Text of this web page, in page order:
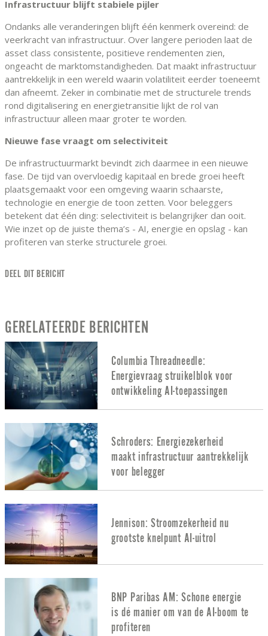
Infrastructuur blijft stabiele pijler
Ondanks alle veranderingen blijft één kenmerk overeind: de
veerkracht van infrastructuur. Over langere perioden laat de
asset class consistente, positieve rendementen zien,
ongeacht de marktomstandigheden. Dat maakt infrastructuur
aantrekkelijk in een wereld waarin volatiliteit eerder toeneemt
dan afneemt. Zeker in combinatie met de structurele trends
rond digitalisering en energietransitie lijkt de rol van
infrastructuur alleen maar groter te worden.
Nieuwe fase vraagt om selectiviteit
De infrastructuurmarkt bevindt zich daarmee in een nieuwe
fase. De tijd van overvloedig kapitaal en brede groei heeft
plaatsgemaakt voor een omgeving waarin schaarste,
technologie en energie de toon zetten. Voor beleggers
betekent dat één ding: selectiviteit is belangrijker dan ooit.
Wie inzet op de juiste thema’s - AI, energie en opslag - kan
profiteren van sterke structurele groei.
DEEL DIT BERICHT
GERELATEERDE BERICHTEN
Columbia Threadneedle:
Energievraag struikelblok voor
ontwikkeling AI-toepassingen
Schroders: Energiezekerheid
maakt infrastructuur aantrekkelijk
voor belegger
Jennison: Stroomzekerheid nu
grootste knelpunt AI-uitrol
BNP Paribas AM: Schone energie
is dé manier om van de AI-boom te
profiteren